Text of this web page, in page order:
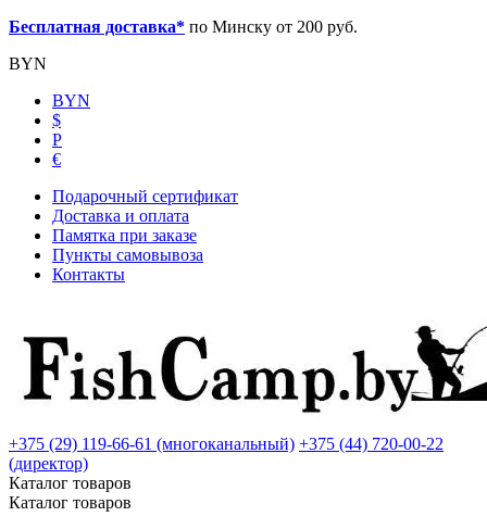
Бесплатная доставка* по Минску от 200 руб.
BYN
BYN
$
Р
€
Подарочный сертификат
Доставка и оплата
Памятка при заказе
Пункты самовывоза
Контакты
+375 (29) 119-66-61 (многоканальный) +375 (44) 720-00-22
(директор)
Каталог товаров
Каталог товаров